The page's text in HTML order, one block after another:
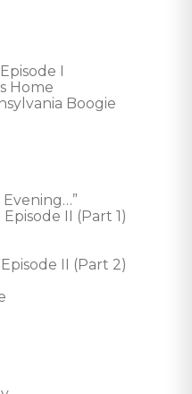
I
Home
Boogie
II (Part 1)
II (Part 2)